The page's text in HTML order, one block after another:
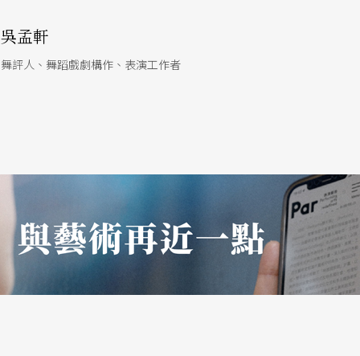
吳孟軒
舞評人、舞蹈戲劇構作、表演工作者